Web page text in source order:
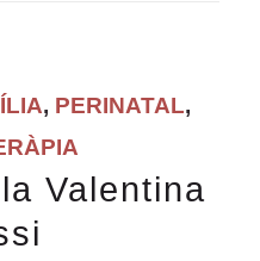
, PERINATAL,
Valentina